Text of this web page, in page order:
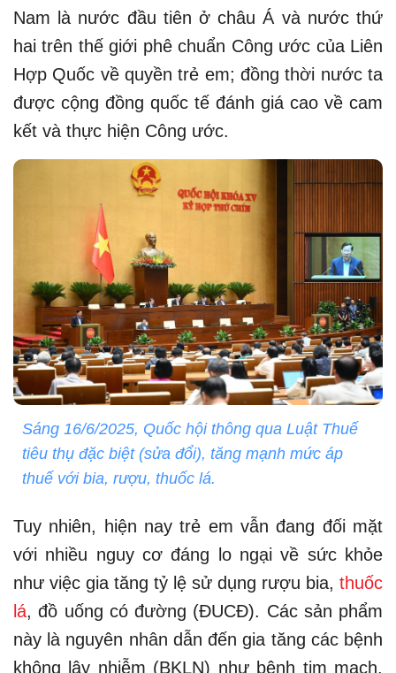
Nam là nước đầu tiên ở châu Á và nước thứ
hai trên thế giới phê chuẩn Công ước của Liên
Hợp Quốc về quyền trẻ em; đồng thời nước ta
được cộng đồng quốc tế đánh giá cao về cam
kết và thực hiện Công ước.
Sáng 16/6/2025, Quốc hội thông qua Luật Thuế
tiêu thụ đặc biệt (sửa đổi), tăng mạnh mức áp
thuế với bia, rượu, thuốc lá.
Tuy nhiên, hiện nay trẻ em vẫn đang đối mặt
với nhiều nguy cơ đáng lo ngại về sức khỏe
như việc gia tăng tỷ lệ sử dụng rượu bia, thuốc
lá, đồ uống có đường (ĐUCĐ). Các sản phẩm
này là nguyên nhân dẫn đến gia tăng các bệnh
không lây nhiễm (BKLN) như bệnh tim mạch,